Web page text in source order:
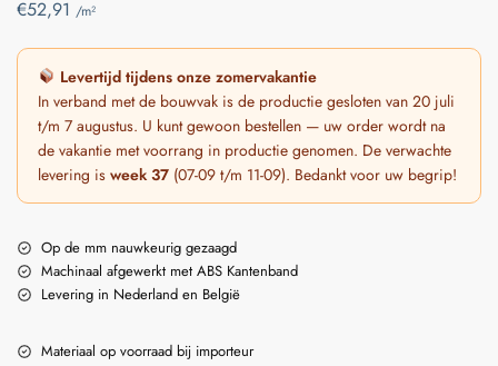
€52,91 /m²
Levertijd tijdens onze zomervakantie
In verband met de bouwvak is de productie gesloten van 20 juli
t/m 7 augustus. U kunt gewoon bestellen — uw order wordt na
de vakantie met voorrang in productie genomen. De verwachte
levering is week 37 (07-09 t/m 11-09). Bedankt voor uw begrip!
Op de mm nauwkeurig gezaagd
Machinaal afgewerkt met ABS Kantenband
Levering in Nederland en België
Materiaal op voorraad bij importeur